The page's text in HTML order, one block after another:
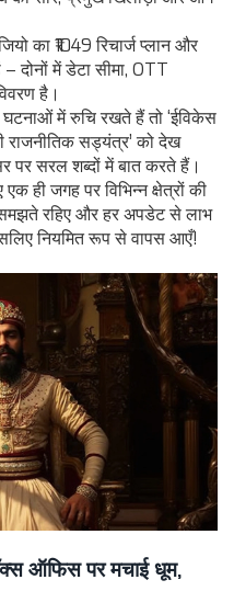
का ₹1049 रिचार्ज प्लान और
दोनों में डेटा सीमा, OTT
है।
में रुचि रखते हैं तो ‘ईविकेस
राजनीतिक सड्यंत्र’ को देख
सरल शब्दों में बात करते हैं।
ही जगह पर विभिन्न क्षेत्रों की
रहिए और हर अपडेट से लाभ
नियमित रूप से वापस आएँ!
ऑफिस पर मचाई धूम,